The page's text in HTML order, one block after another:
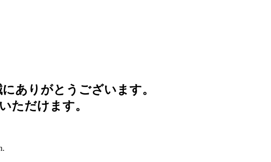
ありがとうございます。
ただけます。